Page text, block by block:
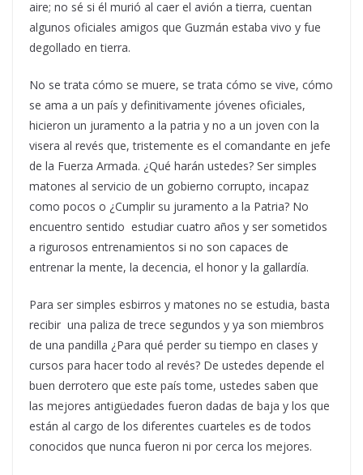
aire; no sé si él murió al caer el avión a tierra, cuentan
algunos oficiales amigos que Guzmán estaba vivo y fue
degollado en tierra.
No se trata cómo se muere, se trata cómo se vive, cómo
se ama a un país y definitivamente jóvenes oficiales,
hicieron un juramento a la patria y no a un joven con la
visera al revés que, tristemente es el comandante en jefe
de la Fuerza Armada. ¿Qué harán ustedes? Ser simples
matones al servicio de un gobierno corrupto, incapaz
como pocos o ¿Cumplir su juramento a la Patria? No
encuentro sentido estudiar cuatro años y ser sometidos
a rigurosos entrenamientos si no son capaces de
entrenar la mente, la decencia, el honor y la gallardía.
Para ser simples esbirros y matones no se estudia, basta
recibir una paliza de trece segundos y ya son miembros
de una pandilla ¿Para qué perder su tiempo en clases y
cursos para hacer todo al revés? De ustedes depende el
buen derrotero que este país tome, ustedes saben que
las mejores antigüedades fueron dadas de baja y los que
están al cargo de los diferentes cuarteles es de todos
conocidos que nunca fueron ni por cerca los mejores.